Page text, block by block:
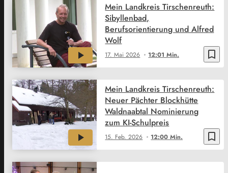
bookmark_border
17. Mai 2026 12:01 Min.
Mein Landkreis Tirschenreuth:
Sibyllenbad,
Berufsorientierung und Alfred
Wolf
bookmark_border
15. Feb. 2026 12:00 Min.
Mein Landkreis Tirschenreuth:
Neuer Pächter Blockhütte
Waldnaabtal Nominierung
zum KI-Schulpreis